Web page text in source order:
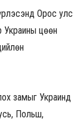
Орос улс
Украины цөөн
замыг Украинд
Польш,